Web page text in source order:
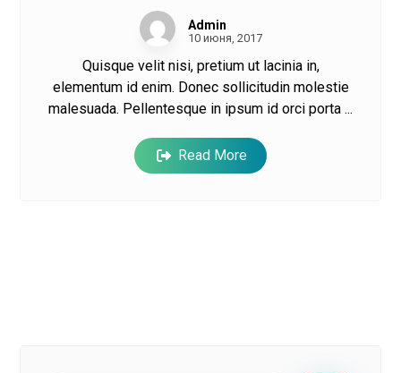
Admin
10 июня, 2017
Quisque velit nisi, pretium ut lacinia in,
elementum id enim. Donec sollicitudin molestie
malesuada. Pellentesque in ipsum id orci porta ...
Read More